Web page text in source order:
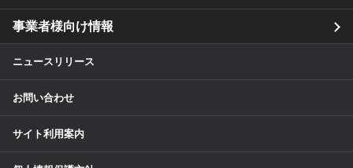
事業者様向け情報
ニュースリリース
お問い合わせ
サイト利用案内